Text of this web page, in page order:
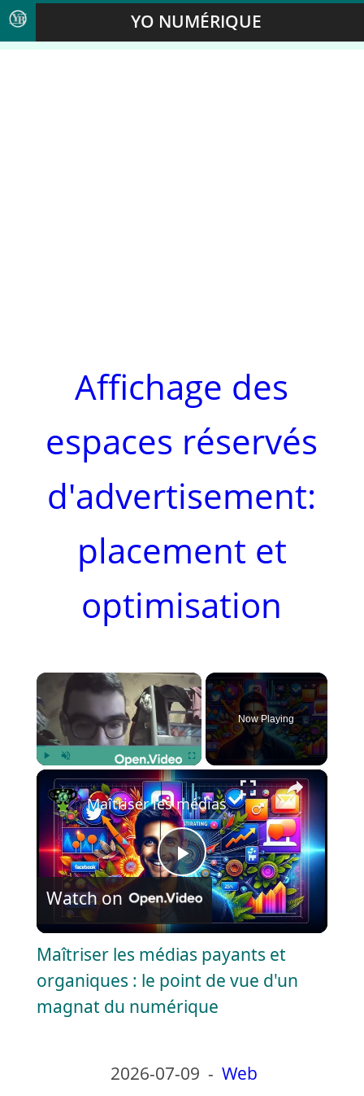
YO NUMÉRIQUE
Affichage des
espaces réservés
d'advertisement:
placement et
optimisation
×
Now Playing
×
P
l
a
y
V
Maîtriser les médias payants et
Watch on
Maîtriser les médias payants et
organiques : le point de vue d'un
magnat du numérique
2026-07-09 - Web